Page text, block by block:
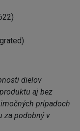
dielov
aj bez
prípadoch
za podobný v